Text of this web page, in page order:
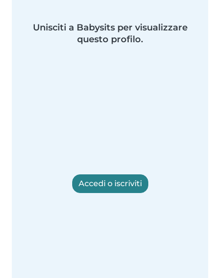
Unisciti a Babysits per visualizzare
questo profilo.
Accedi o iscriviti